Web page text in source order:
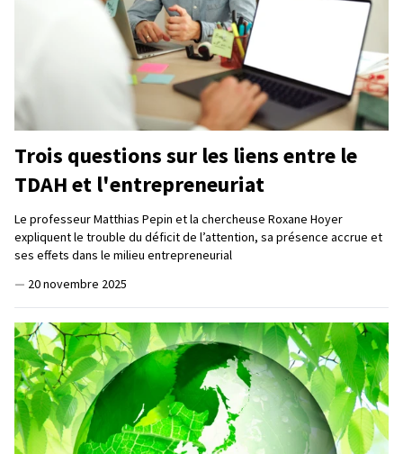
Trois questions sur les liens entre le
TDAH et l'entrepreneuriat
Le professeur Matthias Pepin et la chercheuse Roxane Hoyer
expliquent le trouble du déficit de l’attention, sa présence accrue et
ses effets dans le milieu entrepreneurial
— 20 novembre 2025